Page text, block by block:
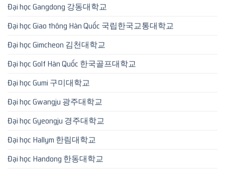
Đại học Gangdong 강동대학교
Đại học Giao thông Hàn Quốc 국립한국교통대학교
Đại học Gimcheon 김천대학교
Đại học Golf Hàn Quốc 한국골프대학교
Đại học Gumi 구미대학교
Đại học Gwangju 광주대학교
Đại học Gyeongju 경주대학교
Đại học Hallym 한림대학교
Đại học Handong 한동대학교